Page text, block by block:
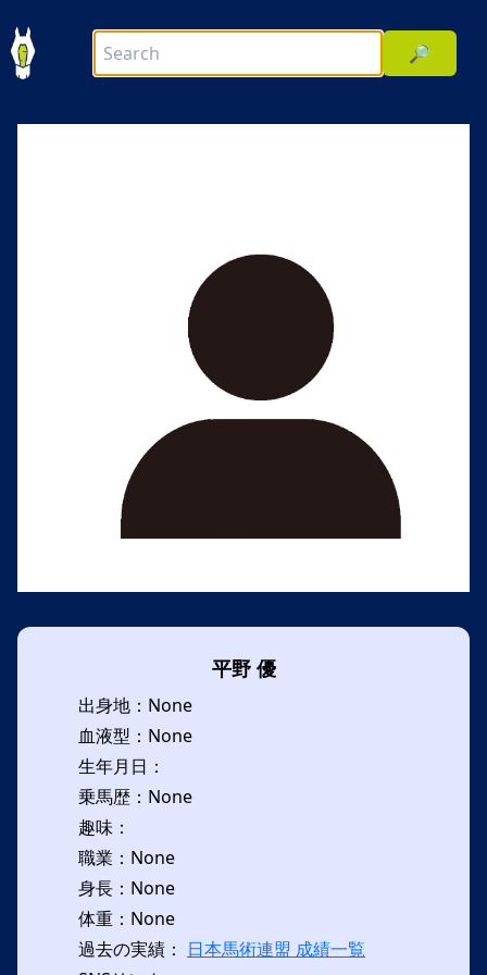
🔎
平野 優
出身地：None
血液型：None
生年月日：
乗馬歴：None
趣味：
職業：None
身長：None
体重：None
過去の実績： 日本馬術連盟 成績一覧